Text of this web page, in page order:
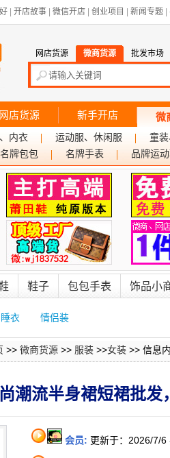
开店故事 微信开店 创业项目 新闻专题
网店货源 微商货源 批发市场
网店货源 新手开店 微
内衣 运动服、休闲服
童
名牌包包 名牌手表 品牌运
鞋子 包包手表 饰品小
睡衣 情侣装
>> 微商货源 >> 服装 >>女装 >> 信息
潮流半身裙短裙批
会员: 更新于：2026/7/6